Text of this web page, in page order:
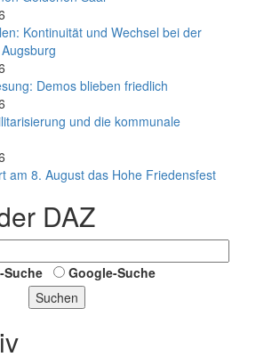
Kontinuität und Wechsel bei der
Demos blieben friedlich
und die kommunale
am 8. August das Hohe Friedensfest
DAZ
Suche
Google-Suche
Suchen